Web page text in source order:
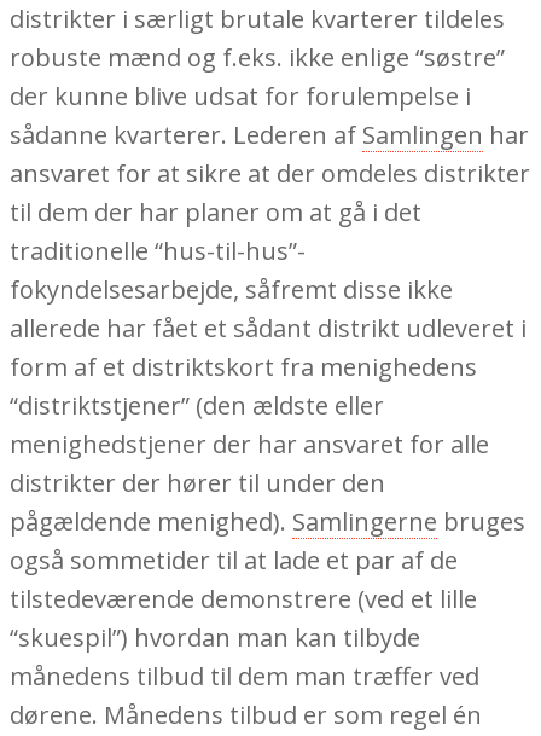
distrikter i særligt brutale kvarterer tildeles
robuste mænd og f.eks. ikke enlige “søstre”
der kunne blive udsat for forulempelse i
sådanne kvarterer. Lederen af Samlingen har
ansvaret for at sikre at der omdeles distrikter
til dem der har planer om at gå i det
traditionelle “hus-til-hus”-
fokyndelsesarbejde, såfremt disse ikke
allerede har fået et sådant distrikt udleveret i
form af et distriktskort fra menighedens
“distriktstjener” (den ældste eller
menighedstjener der har ansvaret for alle
distrikter der hører til under den
pågældende menighed). Samlingerne bruges
også sommetider til at lade et par af de
tilstedeværende demonstrere (ved et lille
“skuespil”) hvordan man kan tilbyde
månedens tilbud til dem man træffer ved
dørene. Månedens tilbud er som regel én